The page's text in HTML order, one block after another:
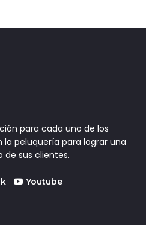
para cada uno de los
la peluquería para lograr una
sus clientes.
Youtube